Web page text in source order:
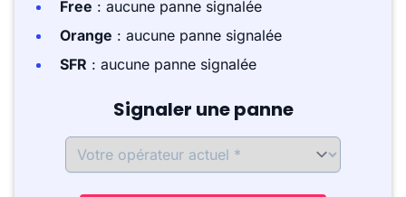
Free : aucune panne signalée
Orange : aucune panne signalée
SFR : aucune panne signalée
Signaler une panne